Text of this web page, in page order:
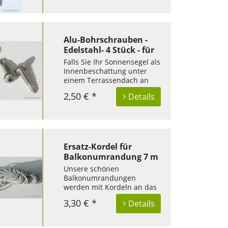
dienen kleine
Edelstahlschrauben. Die...
Alu-Bohrschrauben -
Edelstahl- 4 Stück - für
Montagebausätze an
Aluminiumbleche
Falls Sie Ihr Sonnensegel als
Innenbeschattung unter
einem Terrassendach an
eine Konstruktion aus
Aluminium montieren
möchten, dann benötigen
Zubehör. Das
Aluminiumblech einer...
Details
2,50 € *
Ersatz-Kordel für
Balkonumrandung 7 m
Unsere schönen
Balkonumrandungen
werden mit Kordeln an das
Geländer angebracht. Die
benötigten Kordeln sind
bereits in jedem
Details
3,30 € *